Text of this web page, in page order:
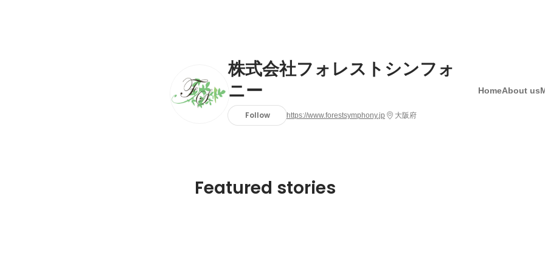
株式会社フォレストシンフォ
ニー
Follow https://www.forestsymphony.jp 大阪府
HomeAbout us
Featured stories